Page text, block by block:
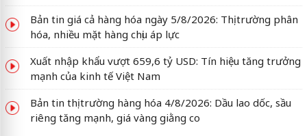
Bản tin giá cả hàng hóa ngày 5/8/2026: Thị trường phân
hóa, nhiều mặt hàng chịu áp lực
Xuất nhập khẩu vượt 659,6 tỷ USD: Tín hiệu tăng trưởng
mạnh của kinh tế Việt Nam
Bản tin thị trường hàng hóa 4/8/2026: Dầu lao dốc, sầu
riêng tăng mạnh, giá vàng giằng co